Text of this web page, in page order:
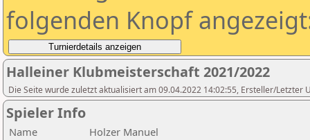
folgenden Knopf
Halleiner Klubmeisterschaft 2021/2022
Die Seite wurde zuletzt aktualisiert am 09.04.2022 14:02:55, Ersteller/Letzter
Spieler Info
Name
Holzer Manuel